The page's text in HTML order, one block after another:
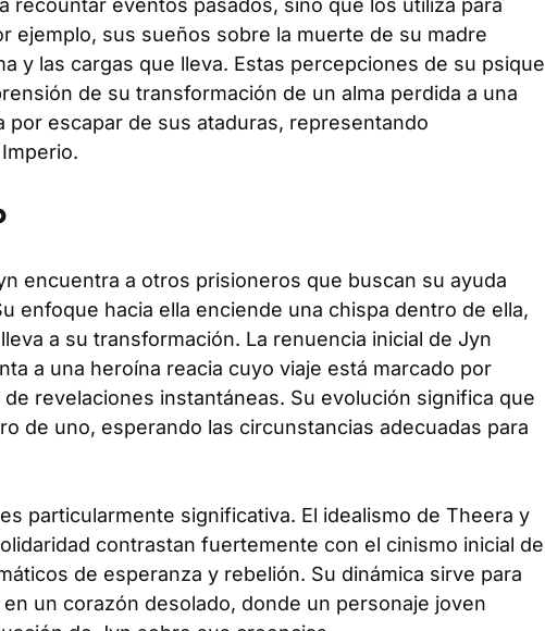
recountar eventos pasados, sino que los utiliza para
ejemplo, sus sueños sobre la muerte de su madre
y las cargas que lleva. Estas percepciones de su psique
de su transformación de un alma perdida a una
escapar de sus ataduras, representando
encuentra a otros prisioneros que buscan su ayuda
enfoque hacia ella enciende una chispa dentro de ella,
a su transformación. La renuencia inicial de Jyn
a una heroína reacia cuyo viaje está marcado por
revelaciones instantáneas. Su evolución significa que
de uno, esperando las circunstancias adecuadas para
particularmente significativa. El idealismo de Theera y
contrastan fuertemente con el cinismo inicial de
de esperanza y rebelión. Su dinámica sirve para
un corazón desolado, donde un personaje joven